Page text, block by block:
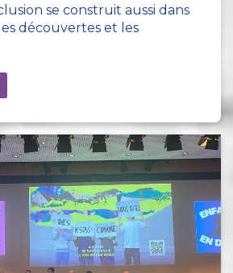
se construit aussi dans
découvertes et les